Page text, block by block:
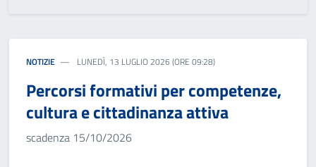
NOTIZIE LUNEDÌ, 13 LUGLIO 2026 (ORE 09:28)
Percorsi formativi per competenze,
cultura e cittadinanza attiva
scadenza 15/10/2026